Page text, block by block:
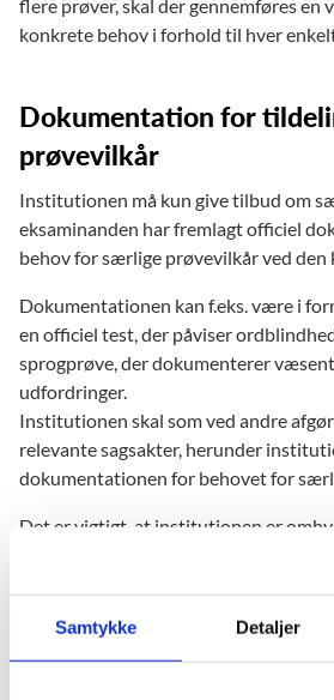
Samtykke Detaljer
flere prøver, skal der gennemføres en
konkrete behov i forhold til hver
Dokumentation for
prøvevilkår
Institutionen må kun give tilbud om
eksaminanden har fremlagt officiel
behov for særlige prøvevilkår ved den
Dokumentationen kan f.eks. være i
en officiel test, der påviser
sprogprøve, der dokumenterer
udfordringer.
Institutionen skal som ved andre
relevante sagsakter, herunder
dokumentationen for behovet for
Det er vigtigt, at institutionen er
med tildeling af særlige prøvevilkår,
dette ville give eksaminanden en
andre eksaminander og dermed